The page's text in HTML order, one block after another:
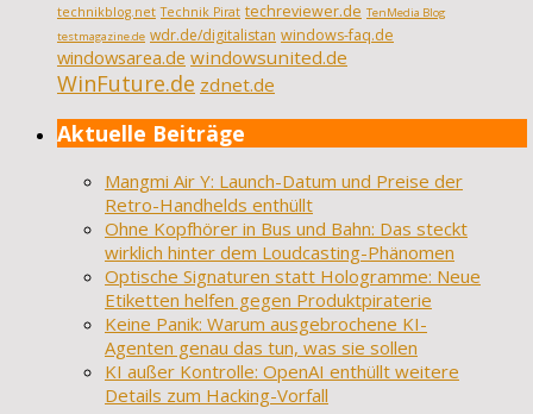
technikblog.net Technik Pirat techreviewer.de TenMedia Blog
testmagazine.de wdr.de/digitalistan windows-faq.de
windowsarea.de windowsunited.de
WinFuture.de zdnet.de
Aktuelle Beiträge
Mangmi Air Y: Launch-Datum und Preise der
Retro-Handhelds enthüllt
Ohne Kopfhörer in Bus und Bahn: Das steckt
wirklich hinter dem Loudcasting-Phänomen
Optische Signaturen statt Hologramme: Neue
Etiketten helfen gegen Produktpiraterie
Keine Panik: Warum ausgebrochene KI-
Agenten genau das tun, was sie sollen
KI außer Kontrolle: OpenAI enthüllt weitere
Details zum Hacking-Vorfall